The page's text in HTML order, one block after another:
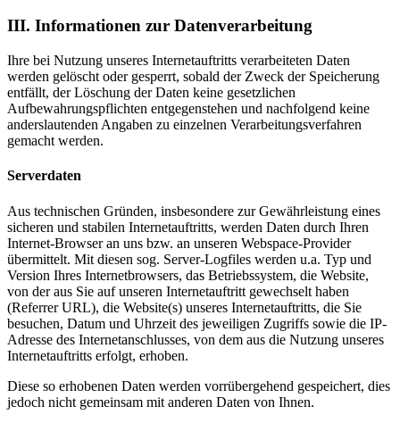
III. Informationen zur Datenverarbeitung
Ihre bei Nutzung unseres Internetauftritts verarbeiteten Daten
werden gelöscht oder gesperrt, sobald der Zweck der Speicherung
entfällt, der Löschung der Daten keine gesetzlichen
Aufbewahrungspflichten entgegenstehen und nachfolgend keine
anderslautenden Angaben zu einzelnen Verarbeitungsverfahren
gemacht werden.
Serverdaten
Aus technischen Gründen, insbesondere zur Gewährleistung eines
sicheren und stabilen Internetauftritts, werden Daten durch Ihren
Internet-Browser an uns bzw. an unseren Webspace-Provider
übermittelt. Mit diesen sog. Server-Logfiles werden u.a. Typ und
Version Ihres Internetbrowsers, das Betriebssystem, die Website,
von der aus Sie auf unseren Internetauftritt gewechselt haben
(Referrer URL), die Website(s) unseres Internetauftritts, die Sie
besuchen, Datum und Uhrzeit des jeweiligen Zugriffs sowie die IP-
Adresse des Internetanschlusses, von dem aus die Nutzung unseres
Internetauftritts erfolgt, erhoben.
Diese so erhobenen Daten werden vorrübergehend gespeichert, dies
jedoch nicht gemeinsam mit anderen Daten von Ihnen.